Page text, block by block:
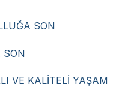
SON
SON
VE KALİTELİ YAŞAM